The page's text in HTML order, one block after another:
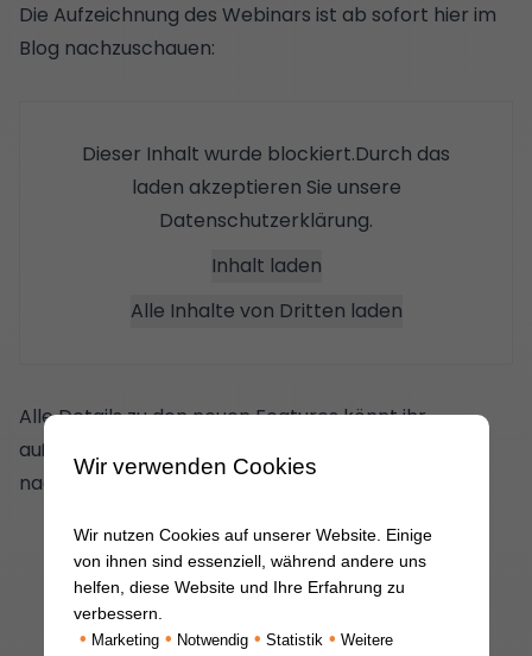
Die Aufzeichnung des Webinars ist ab sofort hier im
Blog nachzuschauen:
Dieser Inhalt wurde blockiert.Durch das
laden akzeptieren Sie unsere
Datenschutzerklärung.
Inhalt laden
Alle Inhalte von Dritten laden
Alle Details zu den neuen Features könnt ihr
außerdem noch einmal in unserem
nachlesen.
Wir verwenden Cookies
Wir nutzen Cookies auf unserer Website. Einige
von ihnen sind essenziell, während andere uns
helfen, diese Website und Ihre Erfahrung zu
verbessern.
• Marketing • Notwendig • Statistik • Weitere